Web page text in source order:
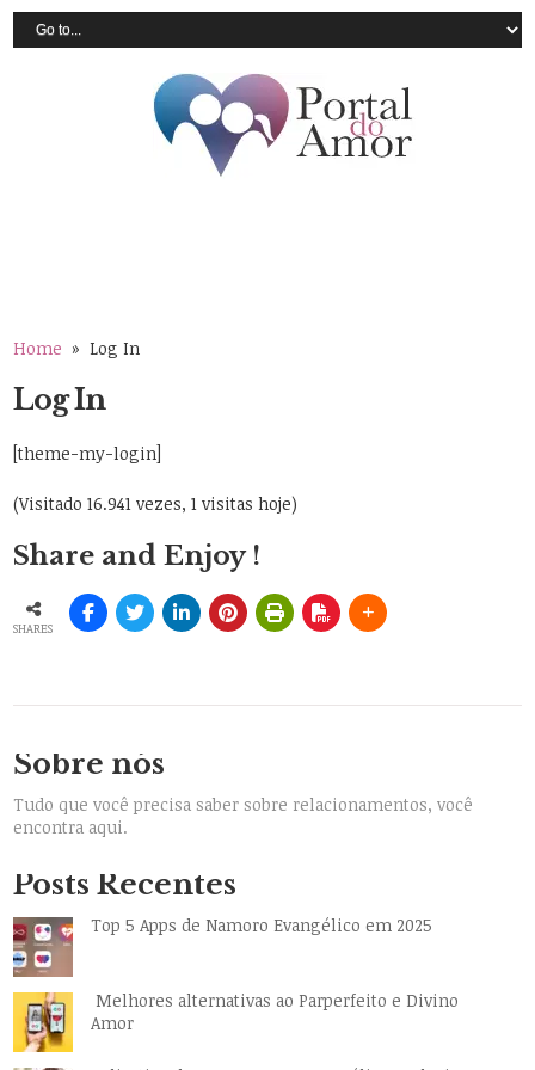
Home » Log In
Log In
[theme-my-login]
(Visitado 16.941 vezes, 1 visitas hoje)
Share and Enjoy !
SHARES
Sobre nós
Tudo que você precisa saber sobre relacionamentos, você
encontra aqui.
Posts Recentes
Top 5 Apps de Namoro Evangélico em 2025
Melhores alternativas ao Parperfeito e Divino
Amor